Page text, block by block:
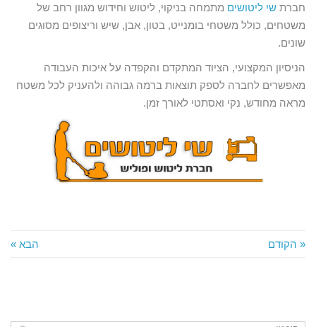
חברת שי ליטושים מתמחה בניקוי, ליטוש וחידוש מגוון רחב של
משטחים, כולל משטחי בומנייט, בטון, אבן, שיש וריצופים מסוגים
שונים.
הניסיון המקצועי, הציוד המתקדם והקפדה על איכות העבודה
מאפשרים לחברה לספק תוצאות ברמה גבוהה ולהעניק לכל משטח
מראה מחודש, נקי ואסתטי לאורך זמן.
« הקודם הבא »